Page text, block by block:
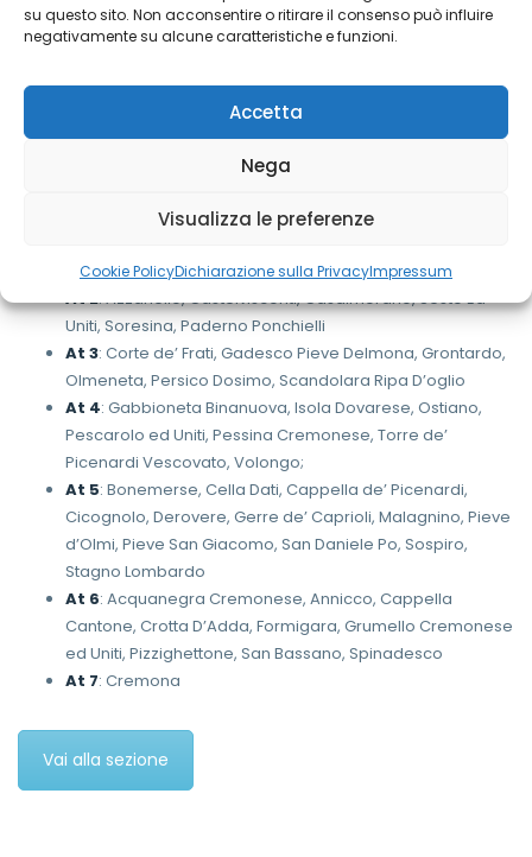
su questo sito. Non acconsentire o ritirare il consenso può influire
negativamente su alcune caratteristiche e funzioni.
Accetta
Nega
Visualizza le preferenze
Cookie PolicyDichiarazione sulla PrivacyImpressum
convenzioni con i Comuni dell’Ambito distrettuale cremonese
per favorire la presenza del Servizio Sociale Territoriale.
Cerca il tuo Comune per maggiori informazioni.
Cortesi, Pozzaglio ed Uniti, Robecco d’Oglio
At 2: Azzanello, Castelvisconti, Casalmorano, Sesto Ed
Uniti, Soresina, Paderno Ponchielli
At 3: Corte de’ Frati, Gadesco Pieve Delmona, Grontardo,
Olmeneta, Persico Dosimo, Scandolara Ripa D’oglio
At 4: Gabbioneta Binanuova, Isola Dovarese, Ostiano,
Pescarolo ed Uniti, Pessina Cremonese, Torre de’
Picenardi Vescovato, Volongo;
At 5: Bonemerse, Cella Dati, Cappella de’ Picenardi,
Cicognolo, Derovere, Gerre de’ Caprioli, Malagnino, Pieve
d’Olmi, Pieve San Giacomo, San Daniele Po, Sospiro,
Stagno Lombardo
At 6: Acquanegra Cremonese, Annicco, Cappella
Cantone, Crotta D’Adda, Formigara, Grumello Cremonese
ed Uniti, Pizzighettone, San Bassano, Spinadesco
At 7: Cremona
Vai alla sezione